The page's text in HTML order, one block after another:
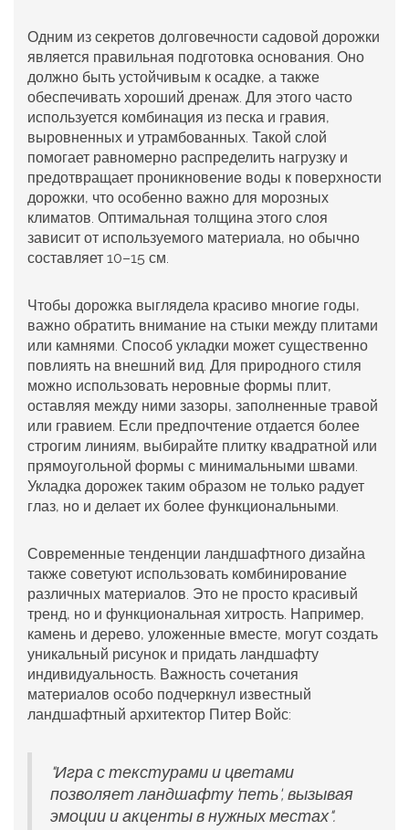
Одним из секретов долговечности садовой дорожки
является правильная подготовка основания. Оно
должно быть устойчивым к осадке, а также
обеспечивать хороший дренаж. Для этого часто
используется комбинация из песка и гравия,
выровненных и утрамбованных. Такой слой
помогает равномерно распределить нагрузку и
предотвращает проникновение воды к поверхности
дорожки, что особенно важно для морозных
климатов. Оптимальная толщина этого слоя
зависит от используемого материала, но обычно
составляет 10–15 см.
Чтобы дорожка выглядела красиво многие годы,
важно обратить внимание на стыки между плитами
или камнями. Способ укладки может существенно
повлиять на внешний вид. Для природного стиля
можно использовать неровные формы плит,
оставляя между ними зазоры, заполненные травой
или гравием. Если предпочтение отдается более
строгим линиям, выбирайте плитку квадратной или
прямоугольной формы с минимальными швами.
Укладка дорожек таким образом не только радует
глаз, но и делает их более функциональными.
Современные тенденции ландшафтного дизайна
также советуют использовать комбинирование
различных материалов. Это не просто красивый
тренд, но и функциональная хитрость. Например,
камень и дерево, уложенные вместе, могут создать
уникальный рисунок и придать ландшафту
индивидуальность. Важность сочетания
материалов особо подчеркнул известный
ландшафтный архитектор Питер Войс:
"Игра с текстурами и цветами
позволяет ландшафту 'петь', вызывая
эмоции и акценты в нужных местах".